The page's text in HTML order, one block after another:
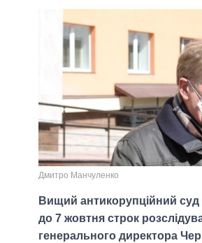
Дмитро Манчуленко
Вищий антикорупційний
до 7 жовтня строк
генерального директора